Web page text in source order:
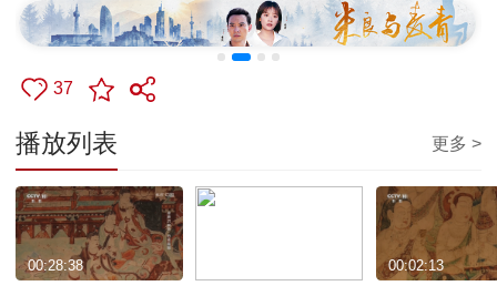
37
播放列表 更多 >
00:28:38 00:02:13